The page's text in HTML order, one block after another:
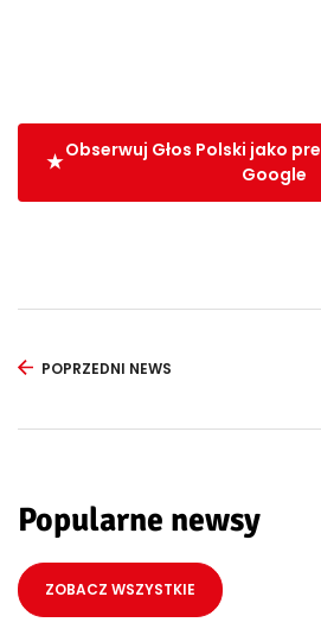
Obserwuj Głos Polski jako
Google
POPRZEDNI NEWS
Popularne newsy
ZOBACZ WSZYSTKIE